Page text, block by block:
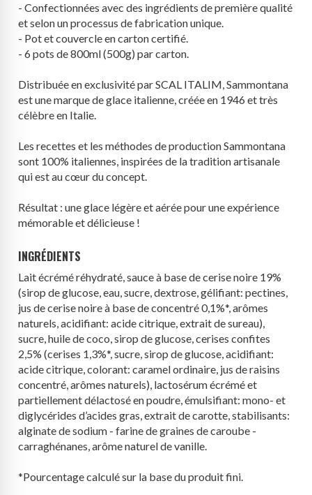
- Confectionnées avec des ingrédients de première qualité
et selon un processus de fabrication unique.
- Pot et couvercle en carton certifié.
- 6 pots de 800ml (500g) par carton.
Distribuée en exclusivité par SCAL ITALIM, Sammontana
est une marque de glace italienne, créée en 1946 et très
célèbre en Italie.
Les recettes et les méthodes de production Sammontana
sont 100% italiennes, inspirées de la tradition artisanale
qui est au cœur du concept.
Résultat : une glace légère et aérée pour une expérience
mémorable et délicieuse !
INGRÉDIENTS
Laitécrémé réhydraté, sauce à base de cerise noire 19%
(sirop de glucose, eau, sucre, dextrose, gélifiant: pectines,
jus de cerise noire à base de concentré 0,1%*, arômes
naturels, acidifiant: acide citrique, extrait de sureau),
sucre, huile de coco, sirop de glucose, cerises confites
2,5% (cerises 1,3%*, sucre, sirop de glucose, acidifiant:
acide citrique, colorant: caramel ordinaire, jus de raisins
concentré, arômes naturels), lactosérumécrémé et
partiellement délactosé en poudre, émulsifiant: mono- et
diglycérides d’acides gras, extrait de carotte, stabilisants:
alginate de sodium - farine de graines de caroube -
carraghénanes, arôme naturel de vanille.
*Pourcentage calculé sur la base du produit fini.